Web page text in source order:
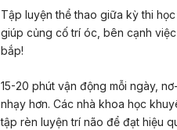
Tập luyện thể thao giữa kỳ thi
giúp củng cố trí óc, bên cạnh
bắp!
15-20 phút vận động mỗi ngày,
nhạy hơn. Các nhà khoa học
tập rèn luyện trí não để đạt hiệu